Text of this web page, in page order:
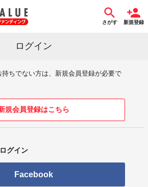
さがす 新規登録
ログイン
持ちでない方は、新規会員登録が必要で
規会員登録はこちら
グイン
Facebook